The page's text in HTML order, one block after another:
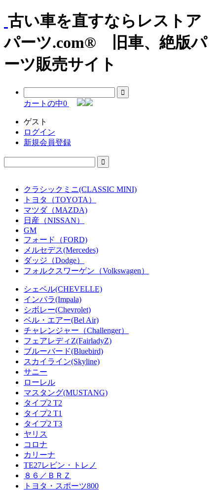
古い車を直すならレストア
パーツ.com® 旧車、絶版パ
ーツ販売サイト
カートの中0
ゲスト
ログイン
新規会員登録
クラシックミニ(CLASSIC MINI)
トヨタ（TOYOTA）
マツダ（MAZDA)
日産（NISSAN）
GM
フォード（FORD)
メルセデス(Mercedes)
ダッジ（Dodge）
フォルクスワーゲン（Volkswagen）
シェベル(CHEVELLE)
インパラ(Impala)
シボレー(Chevrolet)
ベル・エアー(Bel Air)
チャレンジャー（Challenger）
フェアレディZ(FairladyZ)
ブルーバード(Bluebird)
スカイライン(Skyline)
サニー
ローレル
マスタング(MUSTANG)
タイプ2 T2
タイプ2 T1
タイプ2 T3
ヤリス
コロナ
カリーナ
TE27レビン・トレノ
８６／ＢＲＺ
トヨタ・スポーツ800